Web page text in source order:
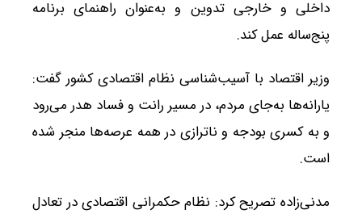
داخلی و خارجی تدوین و به‌عنوان راهنمای برنامه
پنج‌ساله عمل کند.
وزیر اقتصاد با آسیب‌شناسی نظام اقتصادی کشور گفت:
یارانه‌ها به‌جای مردم، در مسیر رانت و فساد هدر می‌رود
و به کسری بودجه و ناترازی در همه عرصه‌ها منجر شده
است.
مدنی‌زاده تصریح کرد: نظام حکمرانی اقتصادی در تعادل